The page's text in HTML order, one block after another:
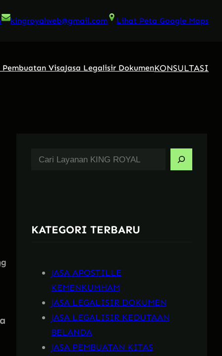
kingroyalweb@gmail.com Lihat Peta Google Maps
Pembuatan VisaJasa Legalisir DokumenKONSULTASI
h
KATEGORI TERBARU
JASA APOSTILLE
KEMENKUMHAM
JASA LEGALISIR DOKUMEN
JASA LEGALISIR KEDUTAAN
BELANDA
JASA PEMBUATAN KITAS